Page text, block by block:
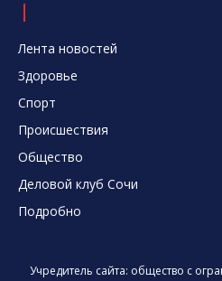
Лента новостей
Здоровье
Спорт
Происшествия
Общество
Деловой клуб Сочи
Подробно
Учредитель сайта: общество с